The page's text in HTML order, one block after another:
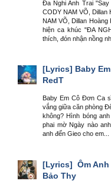
Đa Nghi Anh Trai "Say
CODY NAM VÕ, Dillan
NAM VÕ, Dillan
hiện ca khúc "ĐA
thích, đón nhận nồng
[Lyrics] Baby
RedT
Baby Em Cô Đơn Ca
vắng giữa căn phòng
không? Hình bóng
phai mờ Ngày nào
anh đến Gieo cho em...
[Lyrics] Ôm
Bảo Thy